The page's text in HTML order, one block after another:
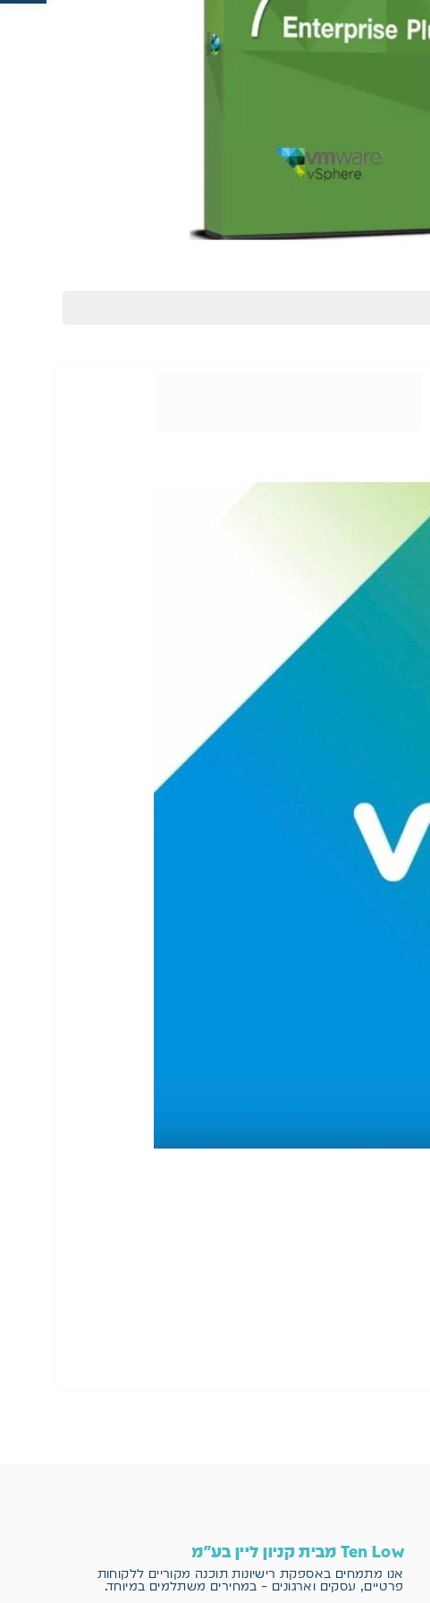
Ten Low מבית קניון ליין בע"מ
אנו מתמחים באספקת רישיונות תוכנה מקוריים ללקוחות
פרטיים, עסקים וארגונים – במחירים משתלמים במיוחד.